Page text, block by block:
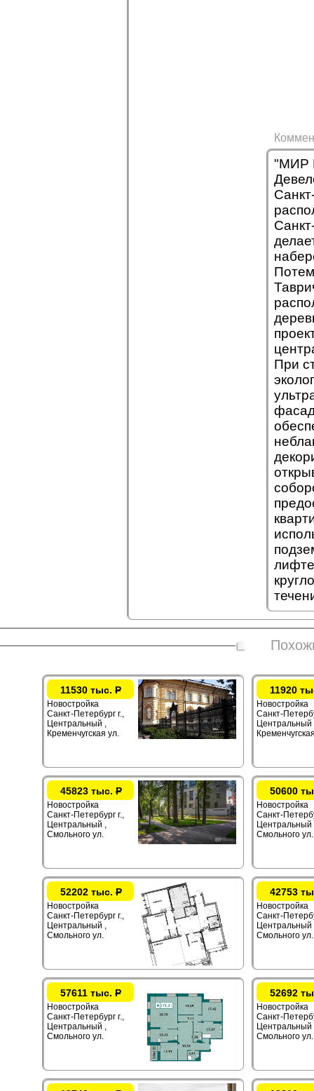
"МИР
При
11530 тыс. Р
Новостройка
Санкт-Петербург г.,
Центральный ,
Кременчугская ул.
11920
Новостройка
Санкт-
Центральный
45823 тыс.Р
Новостройка
Санкт-Петербург г.,
Центральный ,
Смольного ул.
50600
Новостройка
Санкт-
Центральный
Смольного ул.
52202 тыс.Р
Новостройка
Санкт-Петербург г.,
Центральный ,
Смольного ул.
42753
Новостройка
Санкт-
Центральный
Смольного ул.
57611 тыс. Р
Новостройка
Санкт-Петербург г.,
Центральный ,
Смольного ул.
52692
Новостройка
Санкт-
Центральный
Смольного ул.